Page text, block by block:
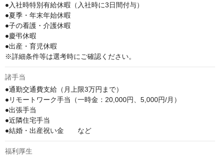
●入社時特別有給休暇（入社時に3日間付与）
●夏季・年末年始休暇
●子の看護・介護休暇
●慶弔休暇
●出産・育児休暇
※詳細条件等は選考時にご確認ください。
諸手当
●通勤交通費支給（月上限3万円まで）
●リモートワーク手当（一時金：20,000円、5,000円/月）
●出張手当
●近隣住宅手当
●結婚・出産祝い金　　など
福利厚生